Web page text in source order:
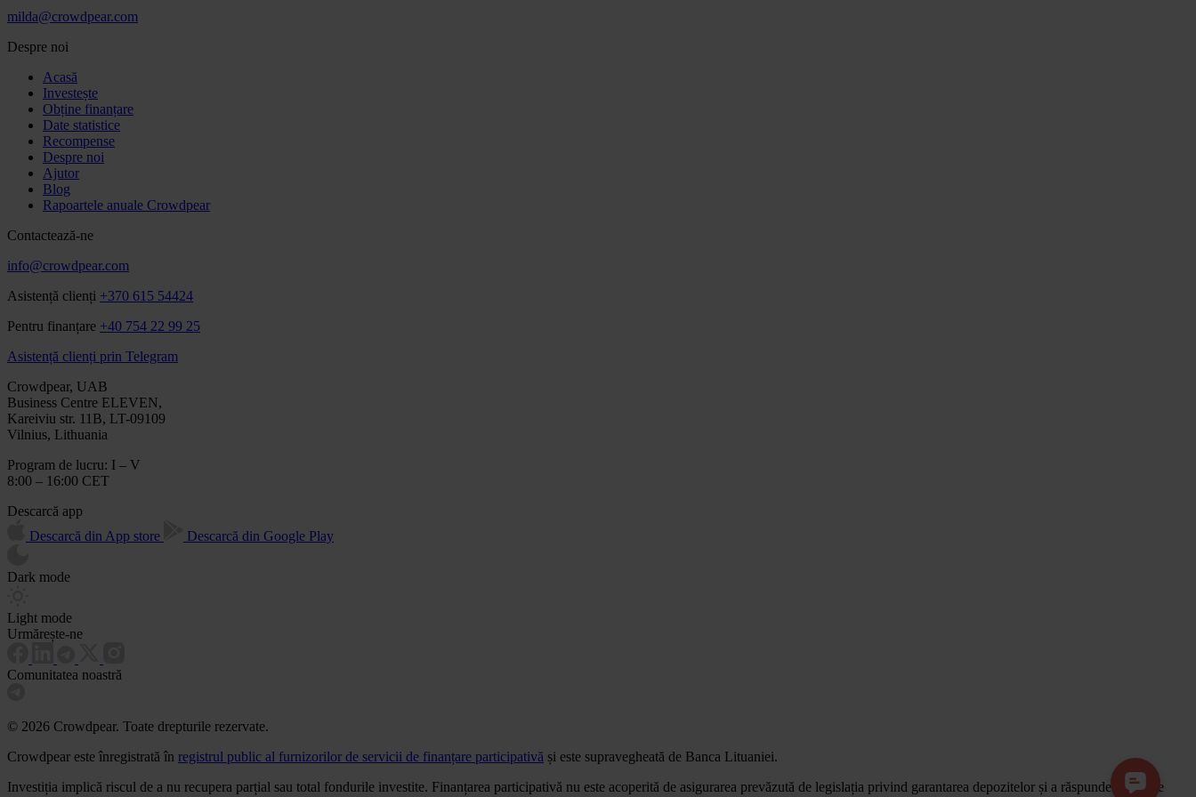
milda@crowdpear.com
Despre noi
Acasă
Investește
Obține finanțare
Date statistice
Recompense
Despre noi
Ajutor
Blog
Rapoartele anuale Crowdpear
Contactează-ne
info@crowdpear.com
Asistență clienți +370 615 54424
Pentru finanțare +40 754 22 99 25
Asistență clienți prin Telegram
Crowdpear, UAB
Business Centre ELEVEN,
Kareiviu str. 11B, LT-09109
Vilnius, Lithuania
Program de lucru: I – V
8:00 – 16:00 CET
Descarcă app
Descarcă din App store
Descarcă din Google Play
Dark mode
Light mode
Urmărește-ne
Comunitatea noastră
© 2026 Crowdpear. Toate drepturile rezervate.
Crowdpear este înregistrată în registrul public al furnizorilor de servicii de finanțare participativă și este supravegheată de Banca Lituaniei.
Investiția implică riscul de a nu recupera parțial sau total fondurile investite. Finanțarea participativă nu este acoperită de asigurarea prevăzută de legislația privind garantarea depozitelor și a răspunderii față de